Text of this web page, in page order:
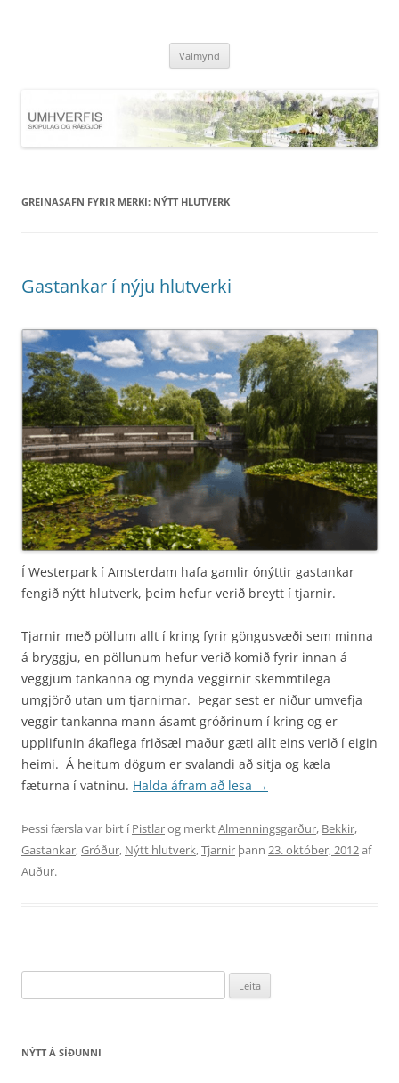
Valmynd
GREINASAFN FYRIR MERKI: NÝTT HLUTVERK
Gastankar í nýju hlutverki
Í Westerpark í Amsterdam hafa gamlir ónýttir gastankar
fengið nýtt hlutverk, þeim hefur verið breytt í tjarnir.
Tjarnir með pöllum allt í kring fyrir göngusvæði sem minna
á bryggju, en pöllunum hefur verið komið fyrir innan á
veggjum tankanna og mynda veggirnir skemmtilega
umgjörð utan um tjarnirnar. Þegar sest er niður umvefja
veggir tankanna mann ásamt gróðrinum í kring og er
upplifunin ákaflega friðsæl maður gæti allt eins verið í eigin
heimi. Á heitum dögum er svalandi að sitja og kæla
fæturna í vatninu. Halda áfram að lesa →
Þessi færsla var birt íPistlarog merktAlmenningsgarður, Bekkir,
Gastankar,Gróður, Nýtt hlutverk,Tjarnir þann 23. október, 2012af
Auður.
að:
NÝTT Á SÍÐUNNI